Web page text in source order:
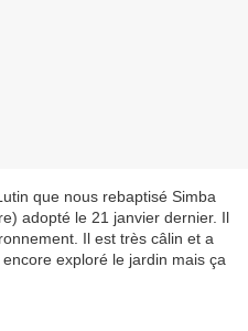
que nous rebaptisé Simba
adopté le 21 janvier dernier. Il
Il est très câlin et a
exploré le jardin mais ça